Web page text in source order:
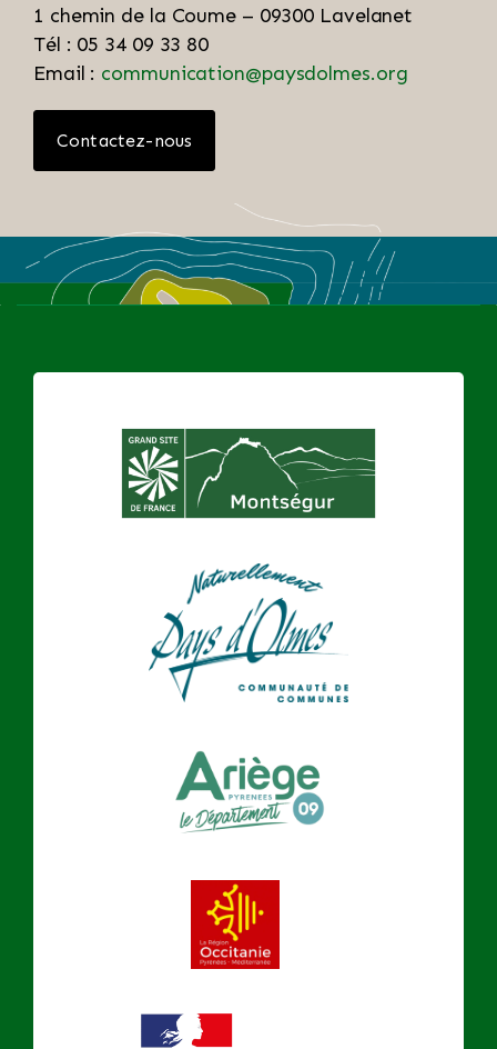
1 chemin de la Coume – 09300 Lavelanet
Tél : 05 34 09 33 80
Email : communication@paysdolmes.org
Contactez-nous